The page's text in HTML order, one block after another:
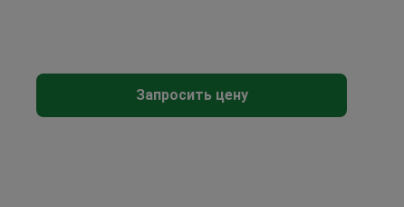
Запросить цену